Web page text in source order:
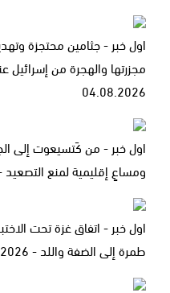
اول خبر - جثامين محتجزة
مجزرتها والهجرة من
04.08.2026
اول خبر - من كَتسيعوت إلى
ومساعٍ إقليمية لمنع التصعيد -
اول خبر - اتفاق غزة تحت
طمرة إلى الضفة واللد - 02.08.2026